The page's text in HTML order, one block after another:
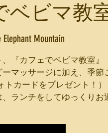
ベビマ教
Elephant Mountain
『カフェでベビマ教室』
マッサージに加え、季節
カードをプレゼント！）
ランチをしてゆっくりお